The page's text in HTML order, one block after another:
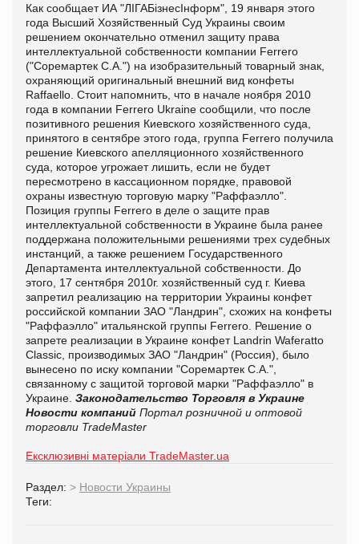
Как сообщает ИА "ЛІГАБізнесІнформ", 19 января этого
года Высший Хозяйственный Суд Украины своим
решением окончательно отменил защиту права
интеллектуальной собственности компании Ferrero
("Соремартек С.А.") на изобразительный товарный знак,
охраняющий оригинальный внешний вид конфеты
Raffaello. Стоит напомнить, что в начале ноября 2010
года в компании Ferrero Ukraine сообщили, что после
позитивного решения Киевского хозяйственного суда,
принятого в сентябре этого года, группа Ferrero получила
решение Киевского апелляционного хозяйственного
суда, которое угрожает лишить, если не будет
пересмотрено в кассационном порядке, правовой
охраны известную торговую марку "Раффаэлло".
Позиция группы Ferrero в деле о защите прав
интеллектуальной собственности в Украине была ранее
поддержана положительными решениями трех судебных
инстанций, а также решением Государственного
Департамента интеллектуальной собственности. До
этого, 17 сентября 2010г. хозяйственный суд г. Киева
запретил реализацию на территории Украины конфет
российской компании ЗАО "Ландрин", схожих на конфеты
"Раффаэлло" итальянской группы Ferrero. Решение о
запрете реализации в Украине конфет Landrin Waferatto
Classic, производимых ЗАО "Ландрин" (Россия), было
вынесено по иску компании "Соремартек С.А.",
связанному с защитой торговой марки "Раффаэлло" в
Украине. Законодательство Торговля в Украине
Новости компаний Портал розничной и оптовой
торговли TradeMaster
Ексклюзивні матеріали TradeMaster.ua
Раздел: > Новости Украины
Теги: